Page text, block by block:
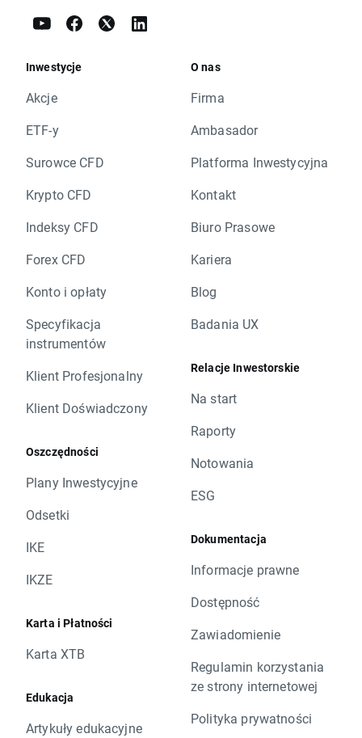
Inwestycje
Akcje
ETF-y
Surowce CFD
Krypto CFD
Indeksy CFD
Forex CFD
Konto i opłaty
Specyfikacja
instrumentów
Klient Profesjonalny
Klient Doświadczony
Oszczędności
Plany Inwestycyjne
Odsetki
IKE
IKZE
Karta i Płatności
Karta XTB
Edukacja
Artykuły edukacyjne
O nas
Firma
Ambasador
Platforma Inwestycyjna
Kontakt
Biuro Prasowe
Kariera
Blog
Badania UX
Relacje Inwestorskie
Na start
Raporty
Notowania
ESG
Dokumentacja
Informacje prawne
Dostępność
Zawiadomienie
Regulamin korzystania
ze strony internetowej
Polityka prywatności